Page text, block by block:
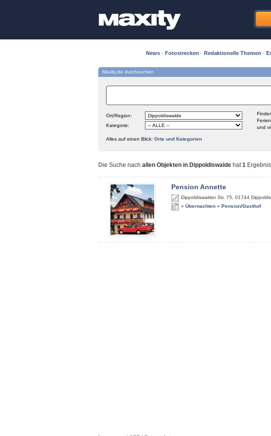
News · Fotostrecken · Redaktionelle Themen ·
Maxity.de durchsuchen
Ort/Region:
Kategorie:
und
Alles auf einen Blick: Orte und Kategorien
Die Suche nach allen Objekten in Dippoldiswalde hat1
Pension Annette
Dippoldiswalder Str. 75 01744
» Übernachten » Pension/Gasthof